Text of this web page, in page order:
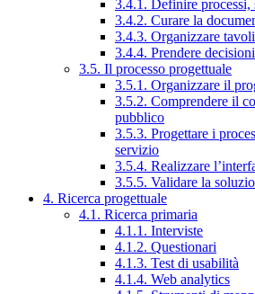
3.4.1. Definire processi,
3.4.2. Curare la
3.4.3. Organizzare
3.4.4. Prendere decisioni
3.5. Il processo progettuale
3.5.1. Organizzare il
3.5.2. Comprendere il
pubblico
3.5.3. Progettare i
servizio
3.5.4. Realizzare
3.5.5. Validare la
4. Ricerca progettuale
4.1. Ricerca primaria
4.1.1. Interviste
4.1.2. Questionari
4.1.3. Test di usabilità
4.1.4. Web analytics